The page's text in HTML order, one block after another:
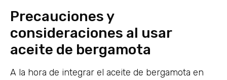
Precauciones y
consideraciones al usar
aceite de bergamota
A la hora de integrar el aceite de bergamota en